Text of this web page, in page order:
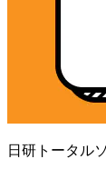
日研トータル